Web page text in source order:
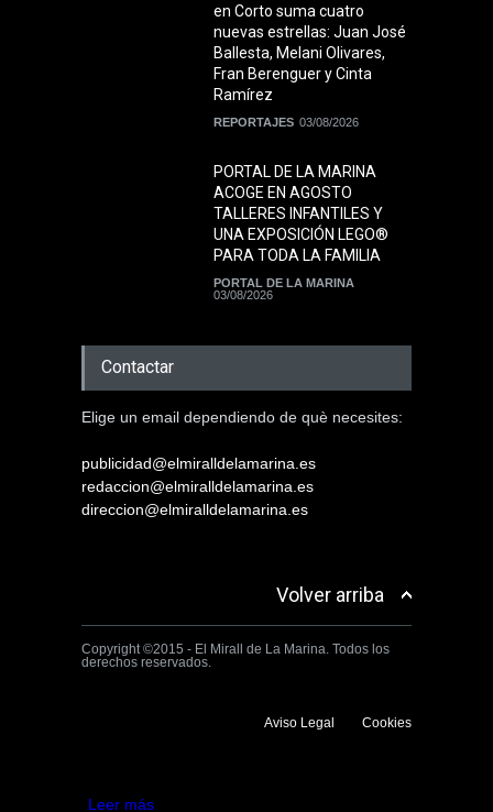
en Corto suma cuatro
nuevas estrellas: Juan José
Ballesta, Melani Olivares,
Fran Berenguer y Cinta
Ramírez
REPORTAJES 03/08/2026
PORTAL DE LA MARINA
ACOGE EN AGOSTO
TALLERES INFANTILES Y
UNA EXPOSICIÓN LEGO®
PARA TODA LA FAMILIA
PORTAL DE LA MARINA
03/08/2026
Contactar
Elige un email dependiendo de què necesites:
publicidad@elmiralldelamarina.es
redaccion@elmiralldelamarina.es
direccion@elmiralldelamarina.es
Volver arriba
Copyright ©2015 - El Mirall de La Marina. Todos los
derechos reservados.
Aviso Legal Cookies
Leer más